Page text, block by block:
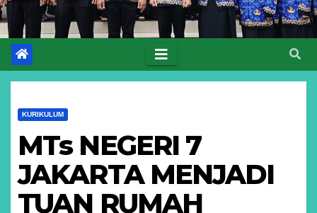
KURIKULUM
MTs NEGERI 7
JAKARTA MENJADI
TUAN RUMAH